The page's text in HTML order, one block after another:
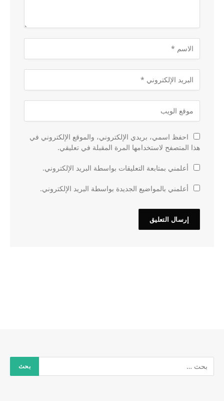
احفظ اسمي، بريدي الإلكتروني، والموقع الإلكتروني في
هذا المتصفح لاستخدامها المرة المقبلة في تعليقي.
أعلمني بمتابعة التعليقات بواسطة البريد الإلكتروني.
أعلمني بالمواضيع الجديدة بواسطة البريد الإلكتروني.